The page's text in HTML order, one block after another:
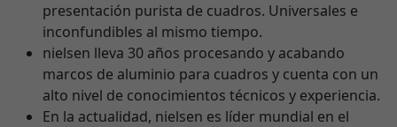
presentación purista de cuadros. Universales e
inconfundibles al mismo tiempo.
nielsen lleva 30 años procesando y acabando
marcos de aluminio para cuadros y cuenta con un
alto nivel de conocimientos técnicos y experiencia.
En la actualidad, nielsen es líder mundial en el